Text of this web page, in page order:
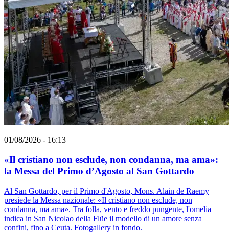
01/08/2026 - 16:13
«Il cristiano non esclude, non condanna, ma ama»:
la Messa del Primo d’Agosto al San Gottardo
Al San Gottardo, per il Primo d'Agosto, Mons. Alain de Raemy
presiede la Messa nazionale: «Il cristiano non esclude, non
condanna, ma ama». Tra folla, vento e freddo pungente, l'omelia
indica in San Nicolao della Flüe il modello di un amore senza
confini, fino a Ceuta. Fotogallery in fondo.